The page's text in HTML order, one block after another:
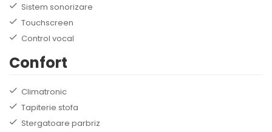
Sistem sonorizare
Touchscreen
Control vocal
Confort
Climatronic
Tapiterie stofa
Stergatoare parbriz